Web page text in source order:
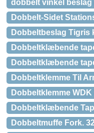
dobbelt vinkel
Dobbelt-Sidet
Dobbeltbeslag Tigris
Dobbeltklæbende
Dobbeltklæbende
Dobbeltklemme Til
Dobbeltklemme
Dobbeltklæbende
Dobbeltmuffe Fork.